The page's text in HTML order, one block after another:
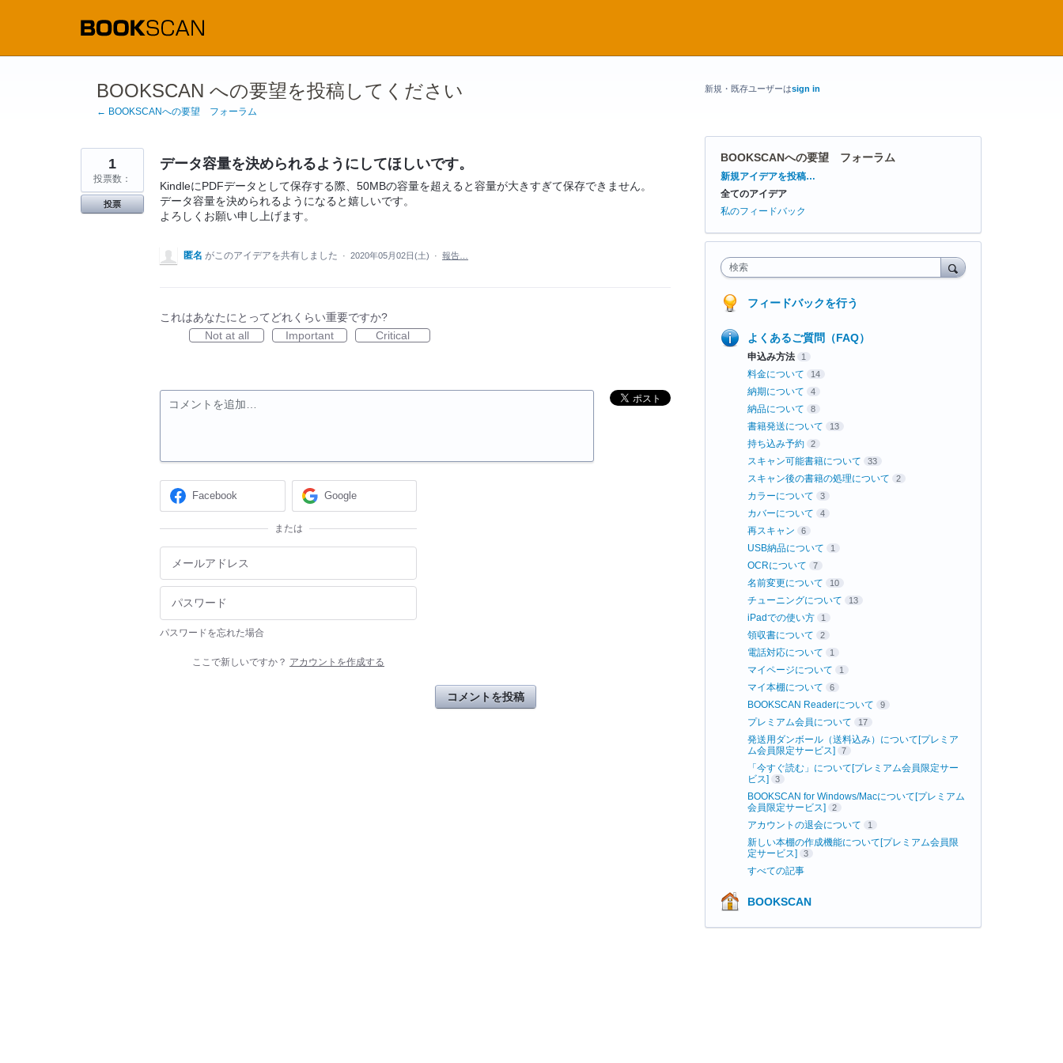
BOOKSCAN への要望を投稿してください
← BOOKSCANへの要望 フォーラム
データ容量を決められるようにしてほしいです。
KindleにPDFデータとして保存する際、50MBの容量を超えると容量が大きすぎて保存できません。
データ容量を決められるようになると嬉しいです。
よろしくお願い申し上げます。
1
投票数：
投票
匿名 がこのアイデアを共有しました · 2020年05月02日(土) · 報告…
これはあなたにとってどれくらい重要ですか?
Not at all
Important Critical
コメントを追加…
Facebook Google
または
パスワードを忘れた場合
ここで新しいですか？ アカウントを作成する
コメントを投稿
新規・既存ユーザーはsign in
BOOKSCANへの要望 フォーラム
カ
ゴ
リ
新規アイデアを投稿…
全てのアイデア
私のフィードバック
検索
フィードバックを行う
よくあるご質問（FAQ）
申込み方法 1
料金について 14
納期について 4
納品について 8
書籍発送について 13
持ち込み予約 2
スキャン可能書籍について 33
スキャン後の書籍の処理について 2
カラーについて 3
カバーについて 4
再スキャン 6
USB納品について 1
OCRについて 7
名前変更について 10
チューニングについて 13
iPadでの使い方 1
領収書について 2
電話対応について 1
マイページについて 1
マイ本棚について 6
BOOKSCAN Readerについて 9
プレミアム会員について 17
発送用ダンボール（送料込み）について[プレミア
ム会員限定サービス]
7
「今すぐ読む」について[プレミアム会員限定サー
ビス]
3
BOOKSCAN for Windows/Macについて[プレミアム
会員限定サービス]
2
アカウントの退会について 1
新しい本棚の作成機能について[プレミアム会員限
定サービス]
3
すべての記事
BOOKSCAN